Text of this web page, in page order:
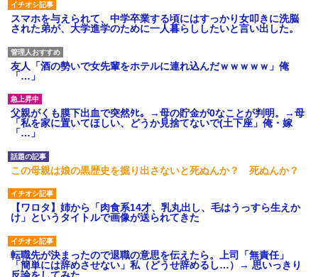
スマホを与えられて、中学卒業する頃にはすっかり女叩きに洗脳
された弟が、大学進学のために一人暮らししたいと言い出した。
友人「酒の勢いで女先輩をホテルに連れ込んだｗｗｗｗｗ」俺
「…」
父親がくも膜下出血で突然ﾀﾋ。→母の貯金が0なことが判明。→母
「私を家に置いてほしい、どうか見捨てないで(土下座」俺・嫁
「…」
この母親は娘の黒歴史を掘り出さないと死ぬんか？ 死ぬんか？
【ワロタ】姉から「肉食系14才、乳丸出し、毛はうっすら生えか
け」というタイトルで画像が送られてきた
転職先が決まったので退職の意思を伝えたら。上司「無責任」
「簡単には辞めさせない」私（どうせ辞めるし…）→ 思いっきり